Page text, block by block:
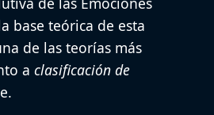
base teórica de esta
de las teorías más
a clasificación de